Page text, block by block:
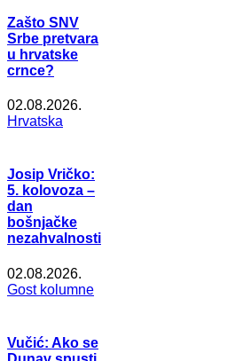
Zašto SNV
Srbe pretvara
u hrvatske
crnce?
02.08.2026.
Hrvatska
Josip Vričko:
5. kolovoza –
dan
bošnjačke
nezahvalnosti
02.08.2026.
Gost kolumne
Vučić: Ako se